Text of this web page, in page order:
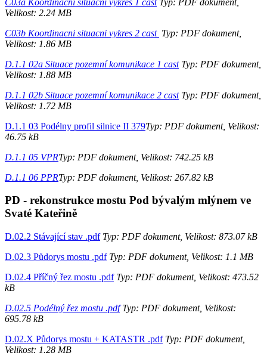
Velikost: 2.24 MB
C03b Koordinacni situacni vykres 2 cast Typ: PDF dokument,
Velikost: 1.86 MB
D.1.1 02a Situace pozemní komunikace 1 castTyp: PDF dokument,
Velikost: 1.88 MB
D.1.1 02b Situace pozemní komunikace 2 castTyp: PDF dokument,
Velikost: 1.72 MB
D.1.1 03 Podélny profil silnice II 379Typ: PDF dokument, Velikost:
46.75 kB
D.1.1 05 VPRTyp: PDF dokument, Velikost: 742.25 kB
D.1.1 06 PPRTyp: PDF dokument, Velikost: 267.82 kB
PD - rekonstrukce mostu Pod bývalým mlýnem ve
Svaté Kateřině
D.02.2 Stávající stav .pdfTyp: PDF dokument, Velikost: 873.07 kB
D.02.3 Půdorys mostu .pdfTyp: PDF dokument, Velikost: 1.1 MB
D.02.4 Příčný řez mostu .pdfTyp: PDF dokument, Velikost: 473.52
kB
D.02.5 Podélný řez mostu .pdfTyp: PDF dokument, Velikost:
695.78 kB
D.02.X Půdorys mostu + KATASTR .pdfTyp: PDF dokument,
Velikost: 1.28 MB